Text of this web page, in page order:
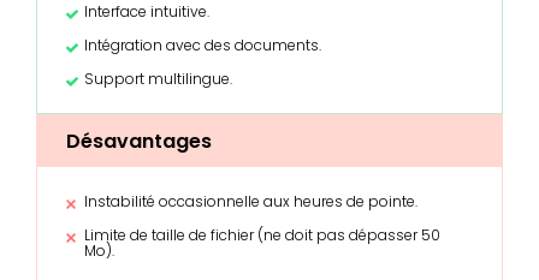
Interface intuitive.
Intégration avec des documents.
Support multilingue.
Désavantages
Instabilité occasionnelle aux heures de pointe.
Limite de taille de fichier (ne doit pas dépasser 50
Mo).